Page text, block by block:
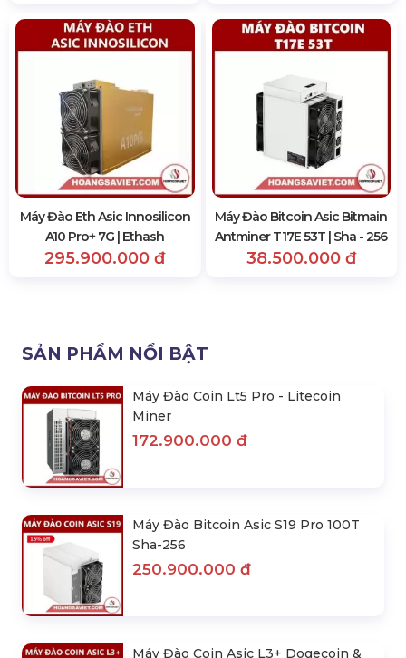
Máy Đào Eth Asic Innosilicon
A10 Pro+ 7G | Ethash
295.900.000 đ
Máy Đào Bitcoin Asic Bitmain
Antminer T17E 53T | Sha - 256
38.500.000 đ
SẢN PHẨM NỔI BẬT
Máy Đào Coin Lt5 Pro - Litecoin
Miner
172.900.000 đ
Máy Đào Bitcoin Asic S19 Pro 100T
Sha-256
250.900.000 đ
Máy Đào Coin Asic L3+ Dogecoin &